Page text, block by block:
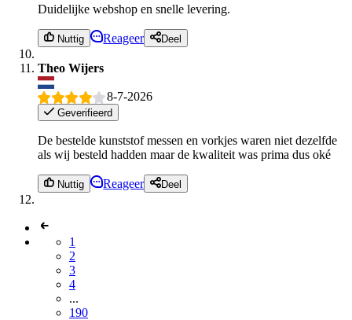
Duidelijke webshop en snelle levering.
Nuttig Reageer Deel
Theo Wijers
8-7-2026
Geverifieerd
De bestelde kunststof messen en vorkjes waren niet dezelfde
als wij besteld hadden maar de kwaliteit was prima dus oké
Nuttig Reageer Deel
1
2
3
4
...
190